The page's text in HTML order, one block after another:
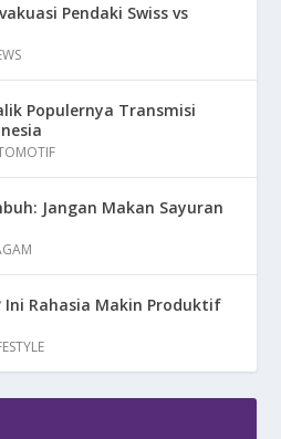
Pendaki Swiss vs
Populernya Transmisi
Jangan Makan Sayuran
Ini Rahasia Makin Produktif